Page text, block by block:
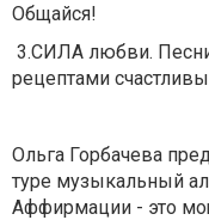
Общайся!
3.СИЛА любви.
рецептами
Ольга Горбачева
туре музыкальный
Аффирмации - это